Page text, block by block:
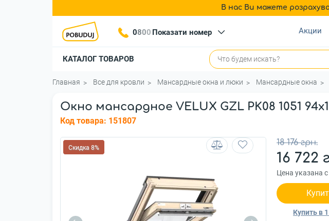
В нас Ви можете
0800 Показати номер Акции
КАТАЛОГ ТОВАРОВ
Главная Все для кровли Мансардные окна и люки Мансардные окна
Окно мансардное VELUX GZL PK08 1051
Код товара: 151807
Скидка 8%
18 176 грн.
16
Цена указана
Купить в